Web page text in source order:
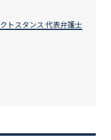
トスタンス 代表弁護士